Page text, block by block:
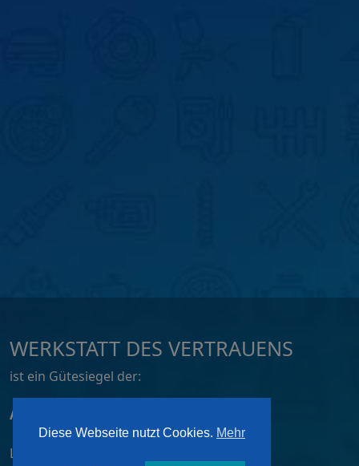
WERKSTATT DES VERTRAUENS
ist ein Gütesiegel der:
ATZ AG, Dortmund
Lizensiert von:
Diese Webseite nutzt Cookies. Mehr